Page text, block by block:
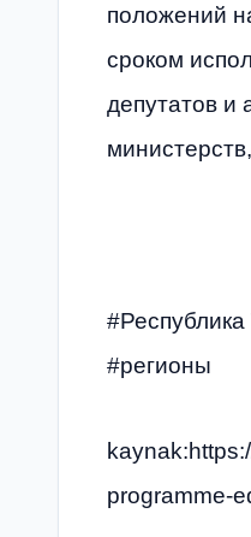
положений
сроком
депутатов и
#регионы
programme-